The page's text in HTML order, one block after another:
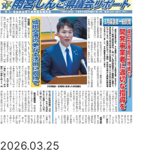
2026.03.25